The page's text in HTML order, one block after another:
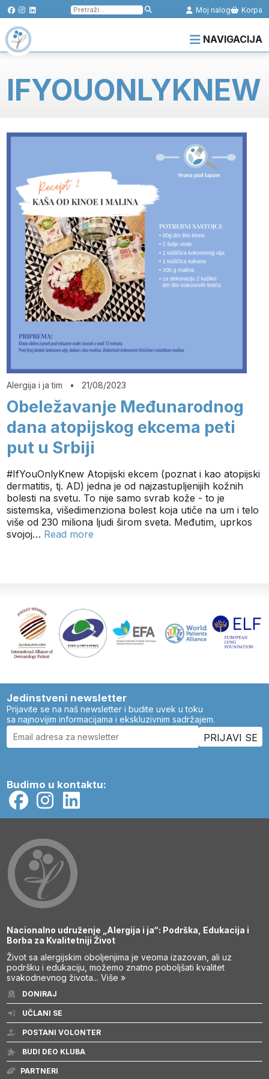
Pretraga
za:
Moj nalog Korpa
NAVIGACIJA
IFYOUONLYKNEW
Alergija i ja tim • 21/08/2023
Obeležavanje Međunarodnog
dana atopijskog ekcema peti
put u Srbiji
#IfYouOnlyKnew Atopijski ekcem (poznat i kao atopijski
dermatitis, tj. AD) jedna je od najzastupljenijih kožnih
bolesti na svetu. To nije samo svrab kože - to je
sistemska, višedimenziona bolest koja utiče na um i telo
više od 230 miliona ljudi širom sveta. Međutim, uprkos
svojoj… Read more
Jedinstveni newsletter
Prijavite se na naš newsletter i budite uvek u toku
sa najnovijim informacijama i ekskluzivnim sadržajem.
Budimo u kontaktu:
Nacionalno udruženje „Alergija i ja“: Podrška, Edukacija i
Borba za Kvalitetniji Život
Život sa alergijskim oboljenjima je veoma izazovan, ali uz
podršku i edukaciju, možemo znatno poboljšati kvalitet
svakodnevnog života...Više »
DONIRAJ
UČLANI SE
POSTANI VOLONTER
BUDI DEO KLUBA
PARTNERI